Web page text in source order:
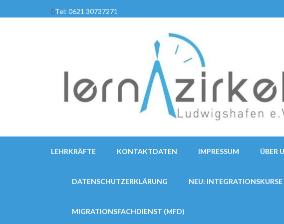
Inhalt
Tel: 0621 30737271
LEHRKRÄFTE KONTAKTDATEN IMPRESSUM ÜBER
DATENSCHUTZERKLÄRUNG NEU: INTEGRATIONSKURSE
MIGRATIONSFACHDIENST (MFD)